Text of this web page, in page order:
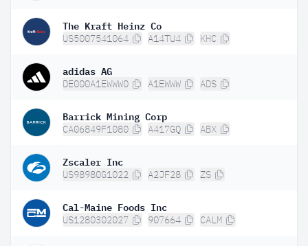
The Kraft Heinz Co
US5007541064 A14TU4 KHC
adidas AG
DE000A1EWWW0 A1EWWW ADS
Barrick Mining Corp
CA06849F1080 A417GQ ABX
Zscaler Inc
US98980G1022 A2JF28 ZS
Cal-Maine Foods Inc
US1280302027 907664 CALM